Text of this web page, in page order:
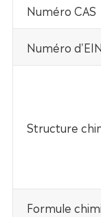
Numéro CAS
Numéro
Structure
Formule